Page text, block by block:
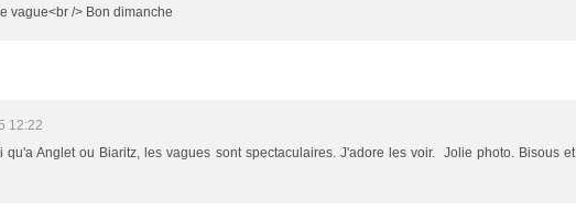
vague<br /> Bon dimanche
12:22
qu'a Anglet ou Biaritz, les vagues sont spectaculaires. J'adore les voir. Jolie photo. Bisous et